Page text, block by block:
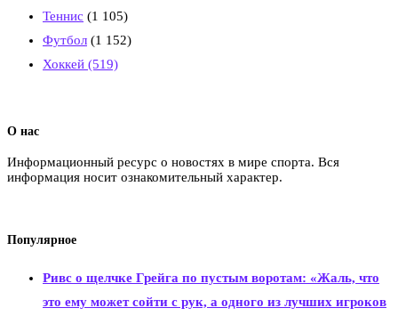
Теннис (1 105)
Футбол (1 152)
Хоккей (519)
О нас
Информационный ресурс о новостях в мире спорта. Вся
информация носит ознакомительный характер.
Популярное
Ривс о щелчке Грейга по пустым воротам: «Жаль, что
это ему может сойти с рук, а одного из лучших игроков